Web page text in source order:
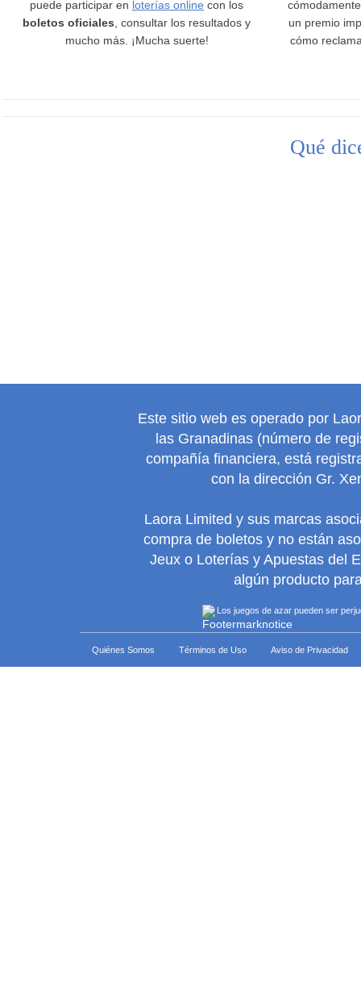
puede participar en loterías online con los
boletos oficiales , consultar los resultados y
mucho más. ¡Mucha suerte!
un premio
cómo
Qué
Este sitio web es operado por
las Granadinas (número de
compañía financiera, está
con la dirección Gr.
Laora Limited y sus marcas
compra de boletos y no están
Jeux o Loterías y Apuestas del
algún producto
Los juegos de azar pueden ser
Quiénes Somos Términos de Uso Aviso de Privacidad